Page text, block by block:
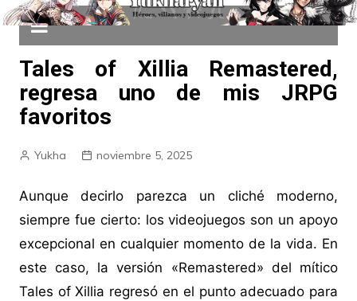
Tales of Xillia Remastered,
regresa uno de mis JRPG
favoritos
Yukha noviembre 5, 2025
Aunque decirlo parezca un cliché moderno,
siempre fue cierto: los videojuegos son un apoyo
excepcional en cualquier momento de la vida. En
este caso, la versión «Remastered» del mítico
Tales of Xillia regresó en el punto adecuado para